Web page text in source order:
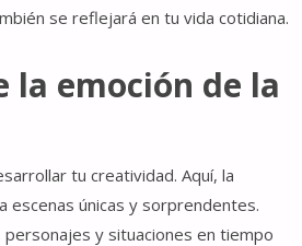
se reflejará en tu vida cotidiana.
emoción de la
tu creatividad. Aquí, la
escenas únicas y sorprendentes.
y situaciones en tiempo